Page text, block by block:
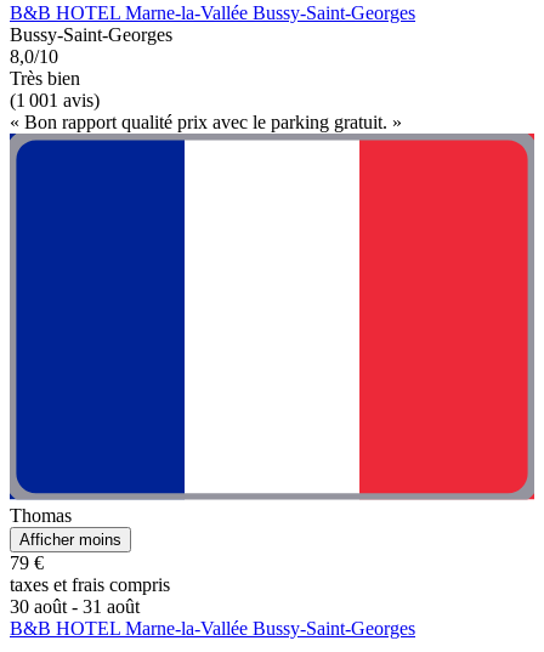
B&B HOTEL Marne-la-Vallée Bussy-Saint-Georges
Bussy-Saint-Georges
8,0/10
Très bien
(1 001 avis)
« Bon rapport qualité prix avec le parking gratuit. »
Thomas
Afficher moins
79 €
taxes et frais compris
30 août - 31 août
B&B HOTEL Marne-la-Vallée Bussy-Saint-Georges